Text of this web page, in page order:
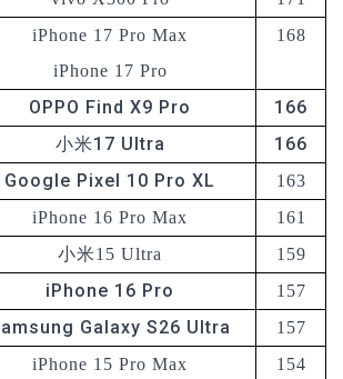
iPhone 17 Pro Max
iPhone 17 Pro
168
OPPO Find X9 Pro
166
小米17 Ultra 166
Google Pixel 10 Pro XL
163
iPhone 16 Pro Max
161
小米15 Ultra
159
iPhone 16 Pro
157
Galaxy S26 Ultra
157
iPhone 15 Pro Max
154